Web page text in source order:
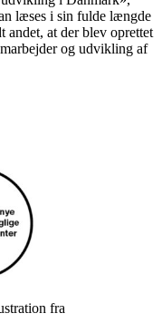
læses i sin fulde længde
andet, at der blev oprettet
og udvikling af
fra